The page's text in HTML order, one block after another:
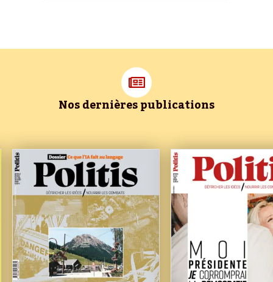
Nos dernières publications